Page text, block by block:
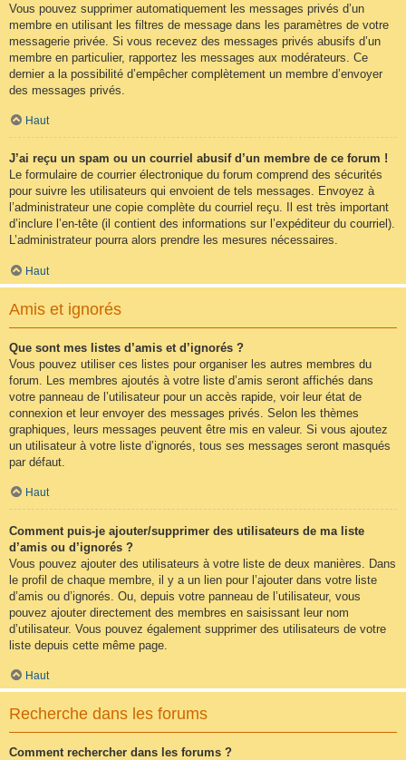
Vous pouvez supprimer automatiquement les messages privés d’un
membre en utilisant les filtres de message dans les paramètres de votre
messagerie privée. Si vous recevez des messages privés abusifs d’un
membre en particulier, rapportez les messages aux modérateurs. Ce
dernier a la possibilité d’empêcher complètement un membre d’envoyer
des messages privés.
Haut
J’ai reçu un spam ou un courriel abusif d’un membre de ce forum !
Le formulaire de courrier électronique du forum comprend des sécurités
pour suivre les utilisateurs qui envoient de tels messages. Envoyez à
l’administrateur une copie complète du courriel reçu. Il est très important
d’inclure l’en-tête (il contient des informations sur l’expéditeur du courriel).
L’administrateur pourra alors prendre les mesures nécessaires.
Haut
Amis et ignorés
Que sont mes listes d’amis et d’ignorés ?
Vous pouvez utiliser ces listes pour organiser les autres membres du
forum. Les membres ajoutés à votre liste d’amis seront affichés dans
votre panneau de l’utilisateur pour un accès rapide, voir leur état de
connexion et leur envoyer des messages privés. Selon les thèmes
graphiques, leurs messages peuvent être mis en valeur. Si vous ajoutez
un utilisateur à votre liste d’ignorés, tous ses messages seront masqués
par défaut.
Haut
Comment puis-je ajouter/supprimer des utilisateurs de ma liste
d’amis ou d’ignorés ?
Vous pouvez ajouter des utilisateurs à votre liste de deux manières. Dans
le profil de chaque membre, il y a un lien pour l’ajouter dans votre liste
d’amis ou d’ignorés. Ou, depuis votre panneau de l’utilisateur, vous
pouvez ajouter directement des membres en saisissant leur nom
d’utilisateur. Vous pouvez également supprimer des utilisateurs de votre
liste depuis cette même page.
Haut
Recherche dans les forums
Comment rechercher dans les forums ?